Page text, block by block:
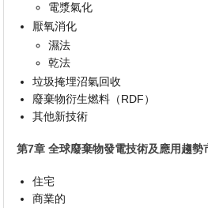
電漿氣化
厭氧消化
濕法
乾法
垃圾掩埋沼氣回收
廢棄物衍生燃料（RDF）
其他新技術
第7章 全球廢棄物發電技術及應用趨勢
住宅
商業的